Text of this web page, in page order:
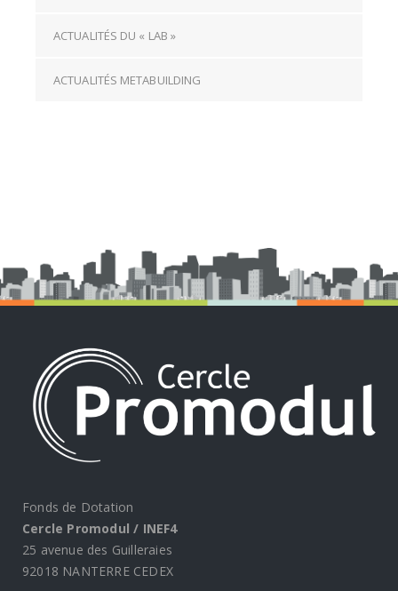
ACTUALITÉS DU « LAB »
ACTUALITÉS METABUILDING
Fonds de Dotation
Cercle Promodul / INEF4
25 avenue des Guilleraies
92018 NANTERRE CEDEX